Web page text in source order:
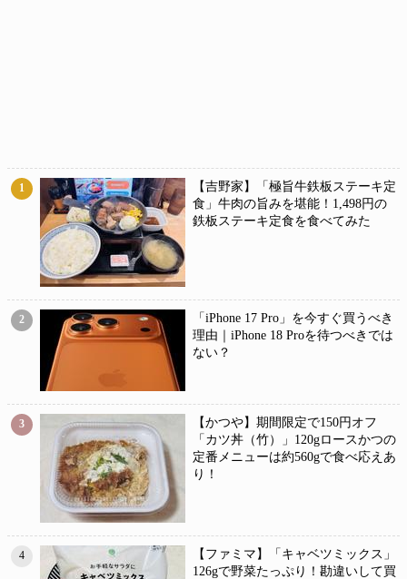
1
【吉野家】「極旨牛鉄板ステーキ定
食」牛肉の旨みを堪能！1,498円の
鉄板ステーキ定食を食べてみた
2
「iPhone 17 Pro」を今すぐ買うべき
理由｜iPhone 18 Proを待つべきでは
ない？
3
【かつや】期間限定で150円オフ
「カツ丼（竹）」120gロースかつの
定番メニューは約560gで食べ応えあ
り！
4
【ファミマ】「キャベツミックス」
126gで野菜たっぷり！勘違いして買